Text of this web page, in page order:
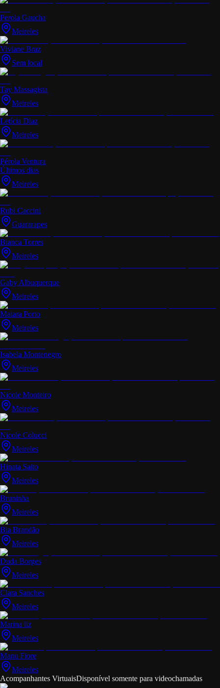
Perola Gaucha
Meireles
Viviane Braz
Sem local
Tay Massagista
Meireles
Letícia Diaz
Meireles
Pérola Ventura
Últimos dias
Meireles
Rubi Caccini
Guararapes
Bianca Torres
Meireles
Gaby Albuquerque
Meireles
Maiara Porto
Meireles
Isabela Montenegro
Meireles
Nicole Monteiro
Meireles
Nicole Colucci
Meireles
Hinata Saito
Meireles
Bruninha
Meireles
Bia Brandão
Meireles
Duda Borges
Meireles
Clara Sanches
Meireles
Marina liz
Meireles
Manu Fiore
Meireles
Acompanhantes VirtuaisDisponível somente para videochamadas